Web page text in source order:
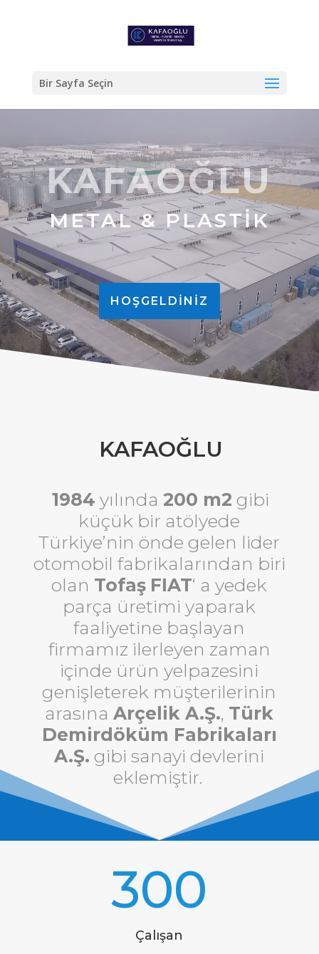
Bir Sayfa Seçin
KAFAOĞLU
METAL & PLASTİK
HOŞGELDINIZ
KAFAOĞLU
1984 yılında200 m2 gibi
küçük bir atölyede
Türkiye’nin önde gelen lider
otomobil fabrikalarından biri
olan Tofaş FIAT‘ a yedek
parça üretimi yaparak
faaliyetine başlayan
firmamız ilerleyen zaman
içinde ürün yelpazesini
genişleterek müşterilerinin
arasınaArçelik A.Ş., Türk
Demirdöküm Fabrikaları
A.Ş. gibi sanayi devlerini
eklemiştir.
300
Çalışan